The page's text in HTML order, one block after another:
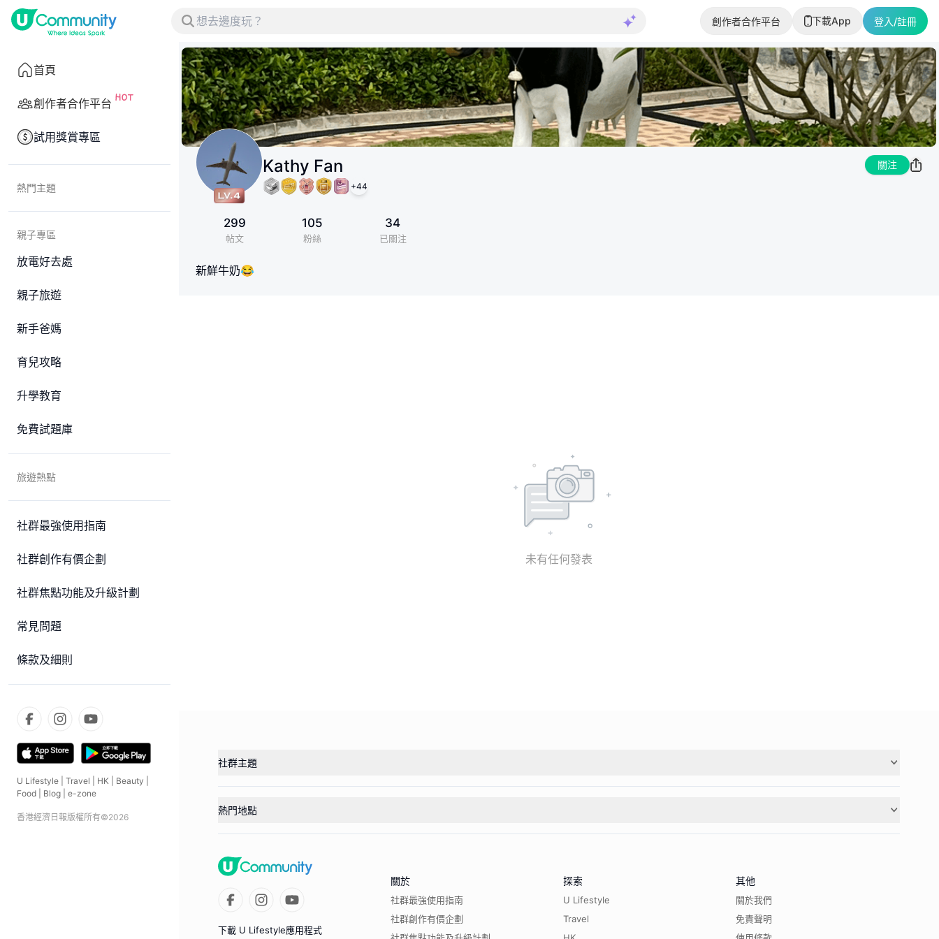
創作者合作平台 下載App 登入/註冊
首頁
創作者合作平台
試用獎賞專區
熱門主題
親子專區
放電好去處
親子旅遊
新手爸媽
育兒攻略
升學教育
免費試題庫
旅遊熱點
社群最強使用指南
社群創作有價企劃
社群焦點功能及升級計劃
常見問題
條款及細則
U Lifestyle Travel HK Beauty
Food
Blog e-zone
香港經濟日報版權所有©2026
Kathy Fan
+44
關注
299
帖文
105
粉絲
34
已關注
新鮮牛奶😂
未有任何發表
社群主題
熱門地點
下載 U Lifestyle應用程式
關於
社群最強使用指南
社群創作有價企劃
探索
U Lifestyle
Travel
其他
關於我們
免責聲明